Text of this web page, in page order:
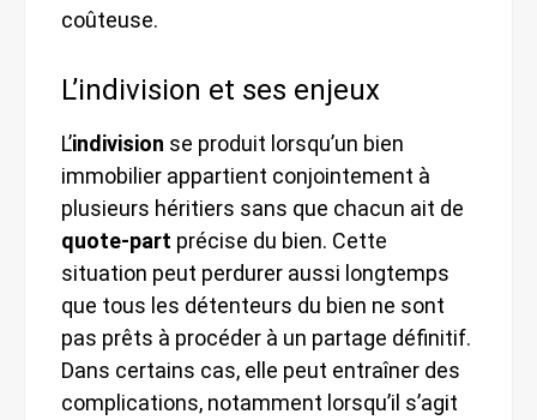
coûteuse.
L’indivision et ses enjeux
L’indivision se produit lorsqu’un bien
immobilier appartient conjointement à
plusieurs héritiers sans que chacun ait de
quote-part précise du bien. Cette
situation peut perdurer aussi longtemps
que tous les détenteurs du bien ne sont
pas prêts à procéder à un partage définitif.
Dans certains cas, elle peut entraîner des
complications, notamment lorsqu’il s’agit